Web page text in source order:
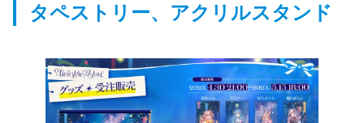
タペストリー、アクリルスタンド